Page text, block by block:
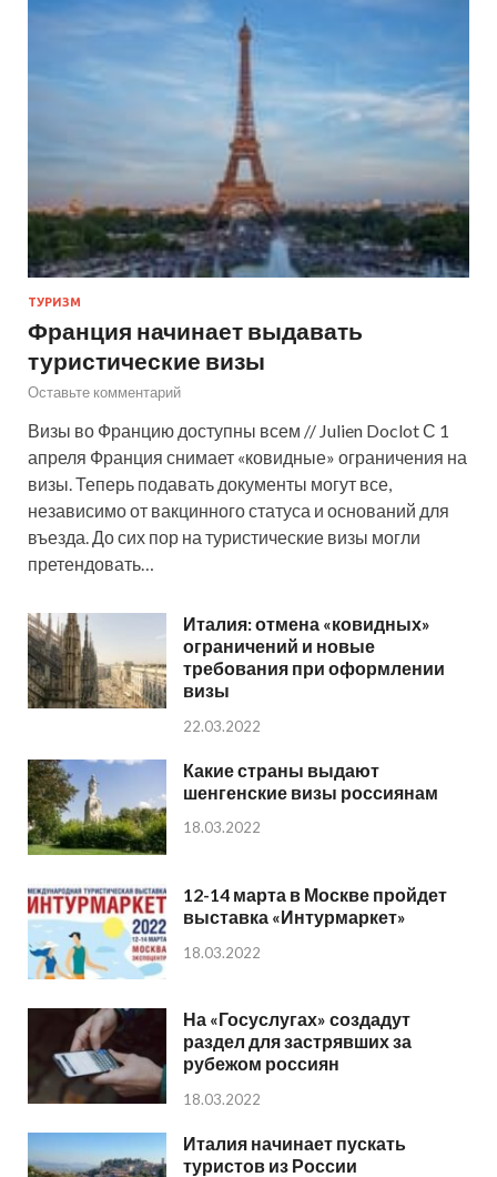
ТУРИЗМ
Франция начинает выдавать
туристические визы
Оставьте комментарий
Визы во Францию доступны всем // Julien Doclot С 1
апреля Франция снимает «ковидные» ограничения на
визы. Теперь подавать документы могут все,
независимо от вакцинного статуса и оснований для
въезда. До сих пор на туристические визы могли
претендовать…
Италия: отмена «ковидных»
ограничений и новые
требования при оформлении
визы
22.03.2022
Какие страны выдают
шенгенские визы россиянам
18.03.2022
12-14 марта в Москве пройдет
выставка «Интурмаркет»
18.03.2022
На «Госуслугах» создадут
раздел для застрявших за
рубежом россиян
18.03.2022
Италия начинает пускать
туристов из России